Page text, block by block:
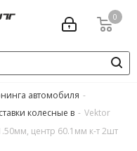
0
автомобиля -
колесные в - Vektor
центр 60.1мм к-т 2шт